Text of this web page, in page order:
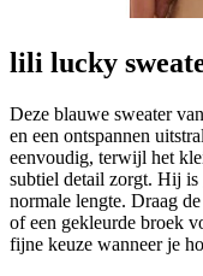
lili lucky
Deze blauwe sweater
en een ontspannen
eenvoudig, terwijl het
subtiel detail zorgt. Hij is
normale lengte. Draag
of een gekleurde broek
fijne keuze wanneer je